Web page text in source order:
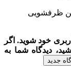
ظرفشویی
خود شوید. اگر
دیدگاه شما به
جدید